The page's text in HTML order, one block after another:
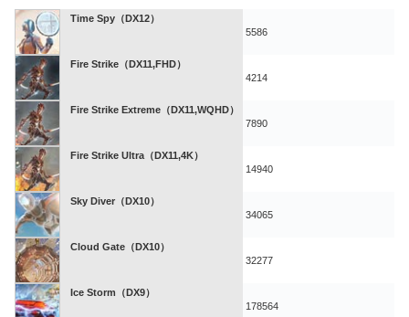
Time Spy（DX12）
5586
Fire Strike（DX11,FHD）
4214
Fire Strike Extreme（DX11,WQHD）
7890
Fire Strike Ultra（DX11,4K）
14940
Sky Diver（DX10）
34065
Cloud Gate（DX10）
32277
Ice Storm（DX9）
178564